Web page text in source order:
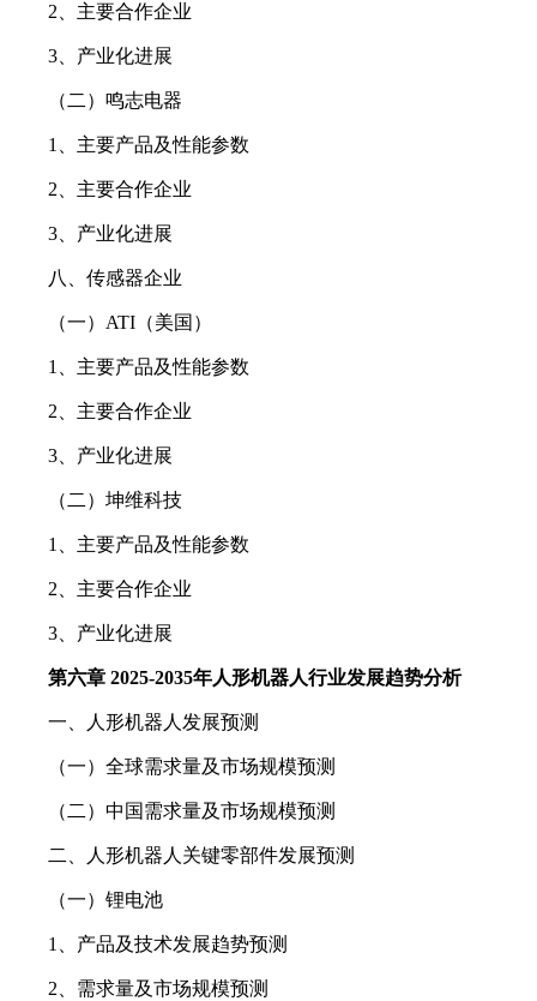
2、主要合作企业
3、产业化进展
（二）鸣志电器
1、主要产品及性能参数
2、主要合作企业
3、产业化进展
八、传感器企业
（一）ATI（美国）
1、主要产品及性能参数
2、主要合作企业
3、产业化进展
（二）坤维科技
1、主要产品及性能参数
2、主要合作企业
3、产业化进展
第六章 2025-2035年人形机器人行业发展趋势分析
一、人形机器人发展预测
（一）全球需求量及市场规模预测
（二）中国需求量及市场规模预测
二、人形机器人关键零部件发展预测
（一）锂电池
1、产品及技术发展趋势预测
2、需求量及市场规模预测